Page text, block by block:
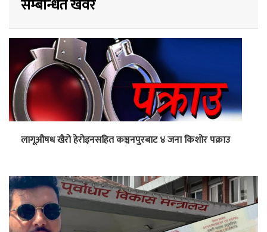
सम्बन्धित खवर
लागूऔषध खैरो हेरोइनसहित कञ्चनपुरबाट ४ जना किशोर पक्राउ